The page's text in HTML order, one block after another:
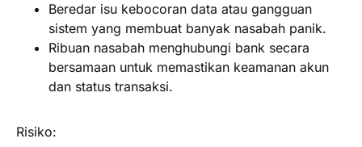
Beredar isu kebocoran data atau gangguan
sistem yang membuat banyak nasabah panik.
Ribuan nasabah menghubungi bank secara
bersamaan untuk memastikan keamanan akun
dan status transaksi.
Risiko: